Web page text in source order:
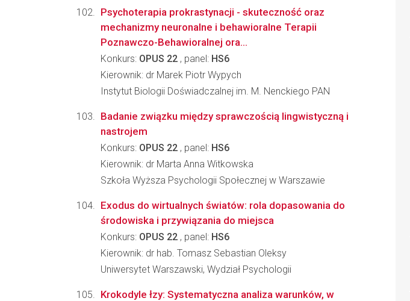
Psychoterapia prokrastynacji - skuteczność oraz
mechanizmy neuronalne i behawioralne Terapii
Poznawczo-Behawioralnej ora...
Konkurs: OPUS 22 , panel: HS6
Kierownik: dr Marek Piotr Wypych
Instytut Biologii Doświadczalnej im. M. Nenckiego PAN
Badanie związku między sprawczością lingwistyczną i
nastrojem
Konkurs: OPUS 22 , panel: HS6
Kierownik: dr Marta Anna Witkowska
Szkoła Wyższa Psychologii Społecznej w Warszawie
Exodus do wirtualnych światów: rola dopasowania do
środowiska i przywiązania do miejsca
Konkurs: OPUS 22 , panel: HS6
Kierownik: dr hab. Tomasz Sebastian Oleksy
Uniwersytet Warszawski, Wydział Psychologii
Krokodyle łzy: Systematyczna analiza warunków, w